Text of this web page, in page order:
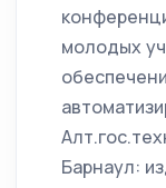
молодых
Барнаул: